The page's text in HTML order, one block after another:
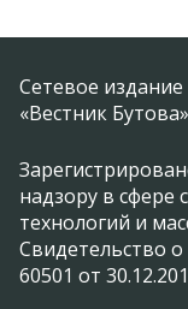
Сетевое
«Вестник
надзору в сфере
технологий и
Свидетельство
60501 от